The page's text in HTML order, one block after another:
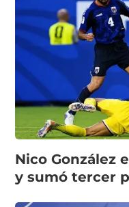
Nico González
y sumó tercer